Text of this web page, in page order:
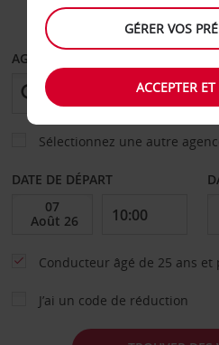
VOITURE
AGENCE DE DÉPART
Sélectionnez une autre
DATE DE DÉPART
Conducteur âgé de 25 ans et
J’ai un code de réduction
GÉRER VOS
ACCEPTER